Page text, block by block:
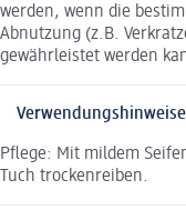
werden, wenn die
Abnutzung (z.B.
gewährleistet werden
Verwendungshinweise
Pflege: Mit mildem
Tuch trockenreiben.